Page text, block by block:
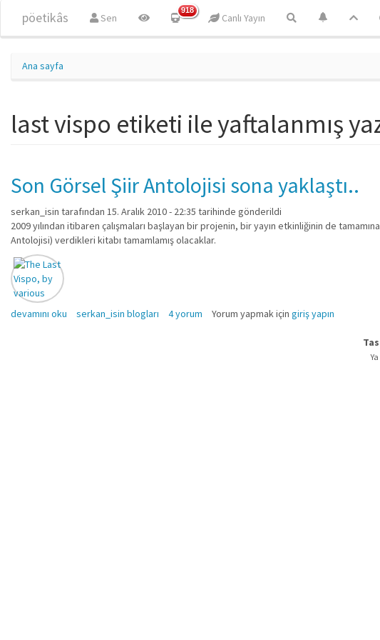
pöetikâs Sen
918
Canlı Yayın
Ana sayfa
last vispo etiketi ile yaftalanmış
Son Görsel Şiir Antolojisi sona yaklaştı..
serkan_isin tarafından 15. Aralık 2010 - 22:35 tarihinde gönderildi
2009 yılından itibaren çalışmaları başlayan bir projenin, bir yayın etkinliğinin de
Antolojisi) verdikleri kitabı tamamlamış olacaklar.
Son Görsel Şiir Antolojisi sona yaklaştı.. hakkında
devamını oku serkan_isin blogları 4 yorum Yorum yapmak için giriş yapın